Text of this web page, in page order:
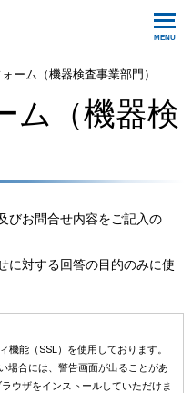
ーム（機器検査事業部門）
ム（機器検
びお問合せ内容をご記入の
に対する回答の目的のみに使
機能（SSL）を使用しております。
場合には、警告画面が出ることがあ
ウザをインストールしていただけま